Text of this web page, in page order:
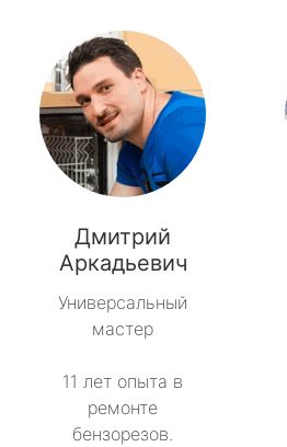
Дмитрий
Аркадьевич
Универсальный
мастер
11 лет опыта в
ремонте
бензорезов.